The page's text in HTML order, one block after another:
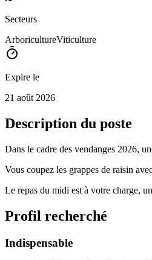
Secteurs
ArboricultureViticulture
Expire le
21 août 2026
Description du poste
Dans le cadre des vendanges 2026,
Vous coupez les grappes de raisin
Le repas du midi est à votre charge,
Profil recherché
Indispensable